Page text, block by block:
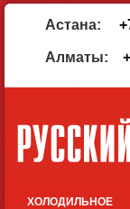
Астана:
Алматы:
ХОЛОДИЛЬНОЕ